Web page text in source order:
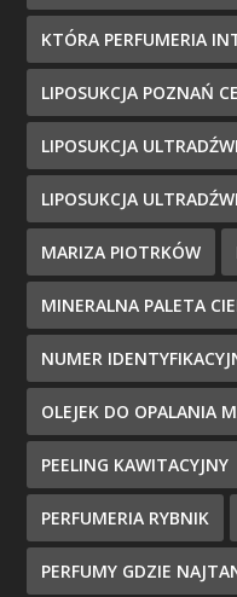
KTÓRA PERFUMERIA
LIPOSUKCJA POZNAŃ
LIPOSUKCJA
LIPOSUKCJA
MARIZA PIOTRKÓW
MINERALNA PALETA
NUMER
OLEJEK DO OPALANIA
PEELING KAWITACYJNY
PERFUMERIA RYBNIK
PERFUMY GDZIE